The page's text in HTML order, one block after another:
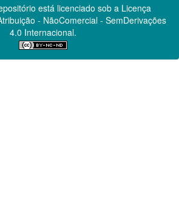
está licenciado sob a Licença
- NãoComercial - SemDerivações
4.0 Internacional.